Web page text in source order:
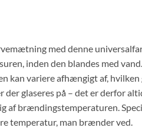
med denne
inden den blandes med vand.
kan variere afhængigt af, hvilken
glaseres på – det er derfor
af brændingstemperaturen.
temperatur, man brænder ved.